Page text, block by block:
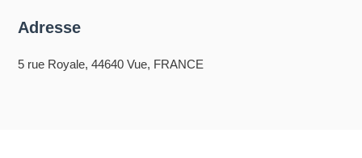
Adresse
5 rue Royale, 44640 Vue, FRANCE